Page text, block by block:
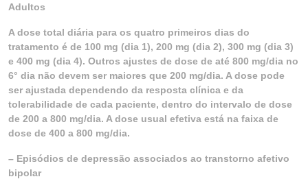
Adultos
A dose total diária para os quatro primeiros dias do
tratamento é de 100 mg (dia 1), 200 mg (dia 2), 300 mg (dia 3)
e 400 mg (dia 4). Outros ajustes de dose de até 800 mg/dia no
6° dia não devem ser maiores que 200 mg/dia. A dose pode
ser ajustada dependendo da resposta clínica e da
tolerabilidade de cada paciente, dentro do intervalo de dose
de 200 a 800 mg/dia. A dose usual efetiva está na faixa de
dose de 400 a 800 mg/dia.
– Episódios de depressão associados ao transtorno afetivo
bipolar